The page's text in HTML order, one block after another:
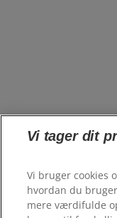
Vi tager dit
Vi bruger cookies
hvordan du
mere værdifulde